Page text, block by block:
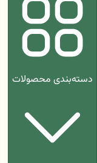
دسته‌بندی محصولات